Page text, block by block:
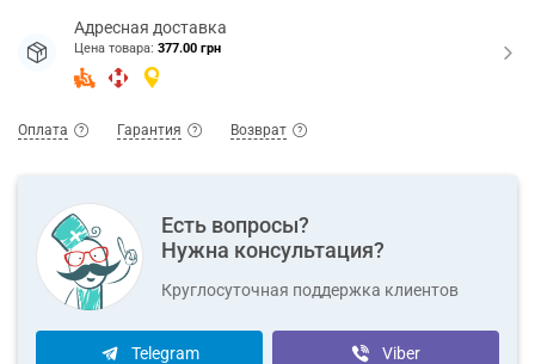
Адресная доставка
Цена товара: 377.00 грн
Оплата Гарантия Возврат
Есть вопросы?
Нужна консультация?
Круглосуточная поддержка клиентов
Telegram Viber